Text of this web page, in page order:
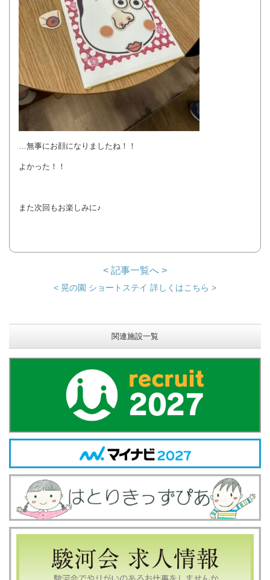
…無事にお顔になりましたね！！
よかった！！
また次回もお楽しみに♪
< 記事一覧へ >
< 晃の園 ショートステイ 詳しくはこちら >
関連施設一覧